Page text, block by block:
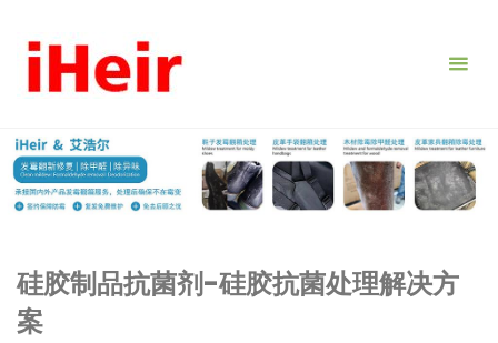
容。
硅胶制品抗菌剂-硅胶抗菌处理解决方
案